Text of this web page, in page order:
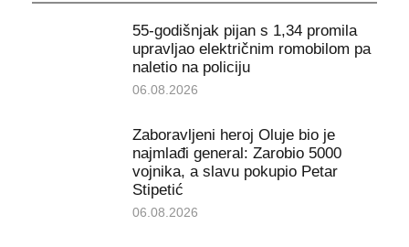
55-godišnjak pijan s 1,34 promila
upravljao električnim romobilom pa
naletio na policiju
06.08.2026
Zaboravljeni heroj Oluje bio je
najmlađi general: Zarobio 5000
vojnika, a slavu pokupio Petar
Stipetić
06.08.2026